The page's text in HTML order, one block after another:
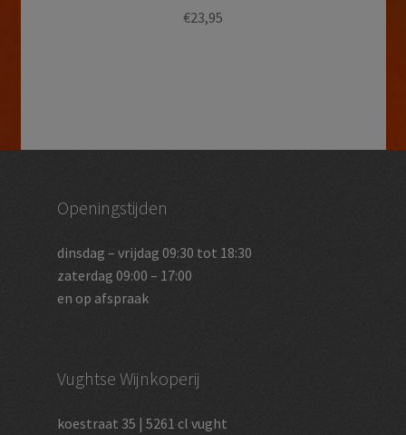
€23,95
Openingstijden
dinsdag – vrijdag 09:30 tot 18:30
zaterdag 09:00 – 17:00
en op afspraak
Vughtse Wijnkoperij
koestraat 35 | 5261 cl vught